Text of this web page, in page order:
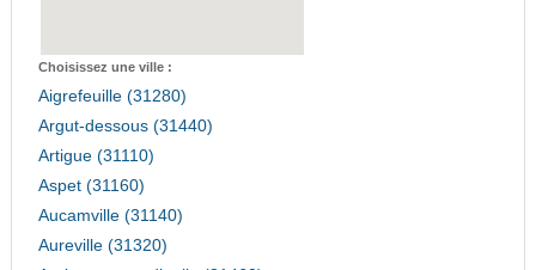
Choisissez une ville :
Aigrefeuille (31280)
Argut-dessous (31440)
Artigue (31110)
Aspet (31160)
Aucamville (31140)
Aureville (31320)